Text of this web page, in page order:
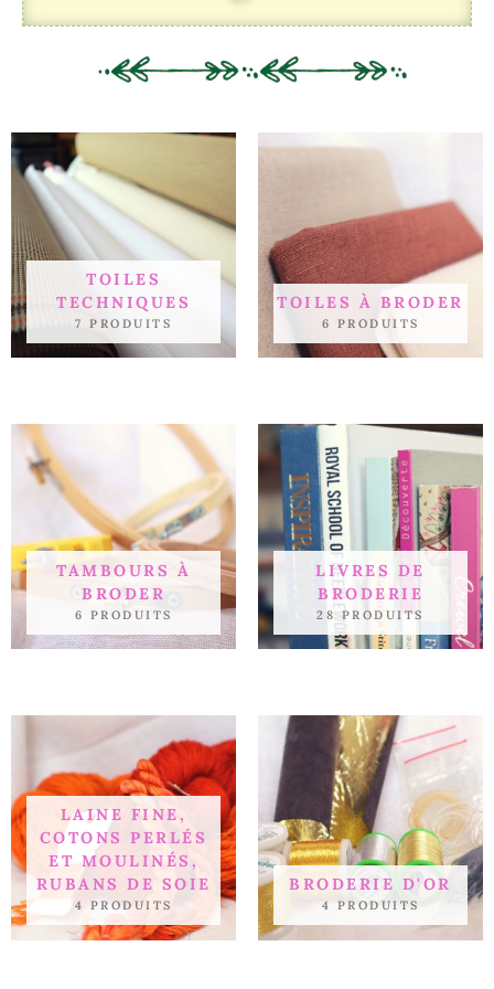
TOILES
TECHNIQUES
7 PRODUITS
TOILES À BRODER
6 PRODUITS
TAMBOURS À
BRODER
6 PRODUITS
LIVRES DE
BRODERIE
28 PRODUITS
LAINE FINE,
COTONS PERLÉS
ET MOULINÉS,
RUBANS DE SOIE
4 PRODUITS
BRODERIE D'OR
4 PRODUITS